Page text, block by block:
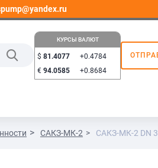
КУРСЫ ВАЛЮТ
$ 81.4077
€ 94.0585
+0.4784
+0.8684
САКЗ-МК-2 САКЗ-МК-2 DN